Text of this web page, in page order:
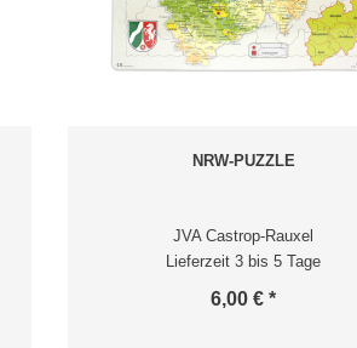
NRW-PUZZLE
JVA Castrop-Rauxel
Lieferzeit 3 bis 5 Tage
6,00 € *